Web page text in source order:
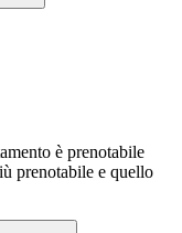
è prenotabile
prenotabile e quello